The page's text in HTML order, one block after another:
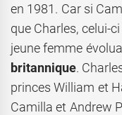
en 1981. Car si
que Charles, celui-
jeune femme
britannique.
princes William et
Camilla et Andrew